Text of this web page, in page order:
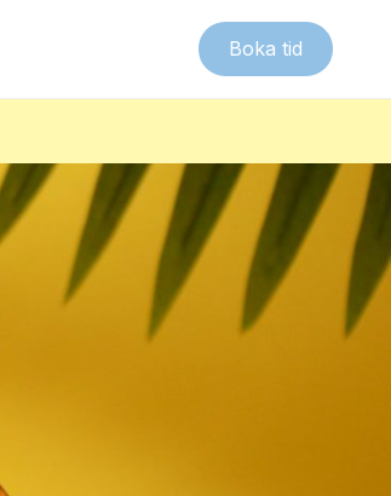
Boka tid